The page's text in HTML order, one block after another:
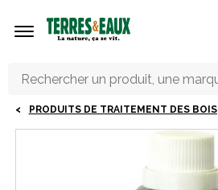
PRODUITS DE TRAITEMENT DES BOIS